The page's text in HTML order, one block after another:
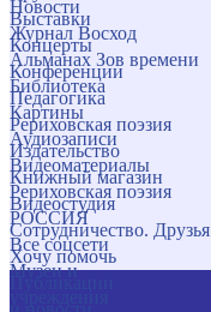
Новости
Журнал Восход
Альманах Зов времени
Библиотека
Картины
Аудиозаписи
Видеоматериалы
Рериховская поэзия
РОССИЯ
Все соцсети
Музеи и
Выставки
Концерты
Конференции
Педагогика
Рериховская поэзия
Издательство
Книжный магазин
Видеостудия
Сотрудничество. Друзья
Хочу помочь